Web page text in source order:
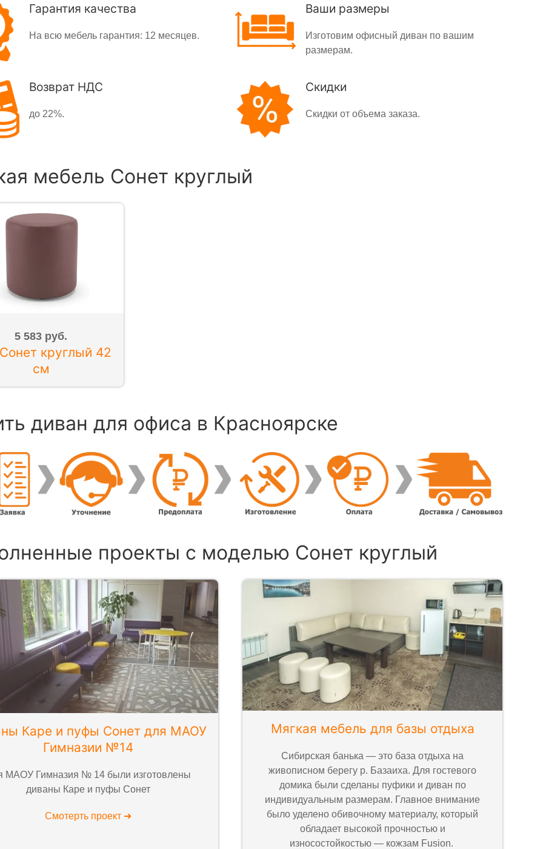
Гарантия качества
На всю мебель гарантия: 12 месяцев.
Ваши размеры
Изготовим офисный диван по вашим
размерам.
Возврат НДС
до 22%.
Скидки
Скидки от объема заказа.
мебель Сонет круглый
5 583 руб.
круглый 42
см
диван для офиса в Красноярске
проекты с моделью Сонет круглый
Каре и пуфы Сонет для МАОУ
Гимназии №14
МАОУ Гимназия № 14 были изготовлены
диваны Каре и пуфы Сонет
Смотерть проект ➜
Мягкая мебель для базы отдыха
Сибирская банька — это база отдыха на
живописном берегу р. Базаиха. Для гостевого
домика были сделаны пуфики и диван по
индивидуальным размерам. Главное внимание
было уделено обивочному материалу, который
обладает высокой прочностью и
износостойкостью — кожзам Fusion.